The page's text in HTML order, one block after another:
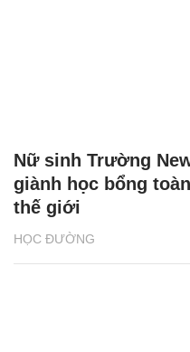
HỌC ĐƯỜNG
Nữ sinh Trường
giành học bổng
thế giới